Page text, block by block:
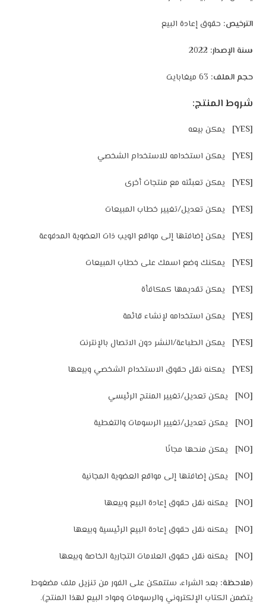
الترخيص: حقوق إعادة البيع
سنة الإصدار:
حجم الملف: 63 ميغابايت
شروط المنتج:
[YES] يمكن بيعه
[YES] يمكن استخدامه للاستخدام الشخصي
[YES] يمكن تعبئته مع منتجات أخرى
[YES] يمكن تعديل/تغيير خطاب المبيعات
[YES] يمكن إضافتها إلى مواقع الويب ذات العضوية المدفوعة
[YES] يمكنك وضع اسمك على خطاب المبيعات
[YES] يمكن تقديمها كمكافأة
[YES] يمكن استخدامه لإنشاء قائمة
[YES] يمكن الطباعة/النشر دون الاتصال بالإنترنت
[YES] يمكنه نقل حقوق الاستخدام الشخصي وبيعها
[NO] يمكن تعديل/تغيير المنتج الرئيسي
[NO] يمكن تعديل/تغيير الرسومات والتغطية
[NO] يمكن منحها مجانًا
[NO] يمكن إضافتها إلى مواقع العضوية المجانية
[NO] يمكنه نقل حقوق إعادة البيع وبيعها
[NO] يمكنه نقل حقوق إعادة البيع الرئيسية وبيعها
[NO] يمكنه نقل حقوق العلامات التجارية الخاصة وبيعها
(ملاحظة: بعد الشراء، ستتمكن على الفور من تنزيل ملف مضغوط
يتضمن الكتاب الإلكتروني والرسومات ومواد البيع لهذا المنتج).